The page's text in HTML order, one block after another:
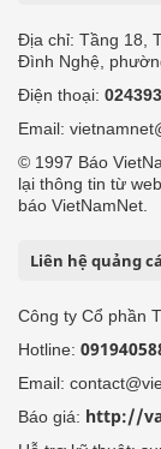
Địa chỉ: Tầng 18,
Đình Nghệ,
Điện thoại:
Email:
© 1997 Báo
lại thông tin từ
báo VietNamNet.
Liên hệ quảng
Công ty Cổ phần
Hotline:
Email:
Báo giá: http://